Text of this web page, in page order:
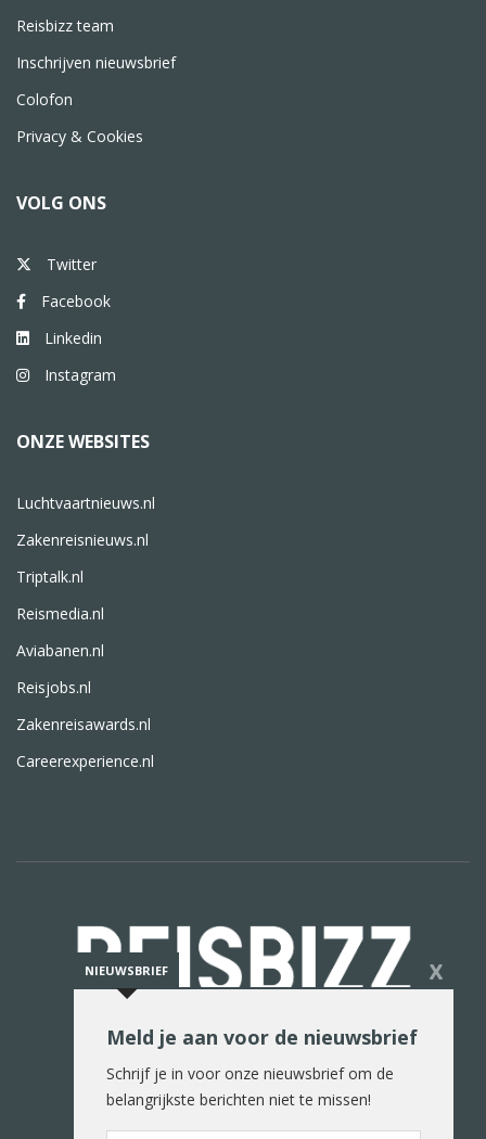
Reisbizz team
Inschrijven nieuwsbrief
Colofon
Privacy & Cookies
VOLG ONS
Twitter
Facebook
Linkedin
Instagram
ONZE WEBSITES
Luchtvaartnieuws.nl
Zakenreisnieuws.nl
Triptalk.nl
Reismedia.nl
Aviabanen.nl
Reisjobs.nl
Zakenreisawards.nl
Careerexperience.nl
De reiswereld in woord en beeld
NIEUWSBRIEF X
Meld je aan voor de nieuwsbrief
Schrijf je in voor onze nieuwsbrief om de
belangrijkste berichten niet te missen!